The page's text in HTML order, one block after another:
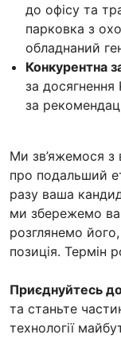
до офісу та
парковка з
обладнаний
Конкурентна
за
за
Ми зв’яжемося з
про подальший
разу ваша
ми збережемо
розглянемо
позиція. Термін
Приєднуйтесь
та станьте
технології